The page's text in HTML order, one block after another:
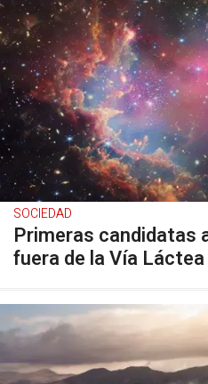
SOCIEDAD
Primeras candidatas
fuera de la Vía Láctea